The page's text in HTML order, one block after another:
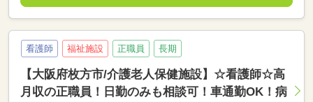
看護師 福祉施設 正職員 長期
【大阪府枚方市/介護老人保健施設】☆看護師☆高
月収の正職員！日勤のみも相談可！車通勤OK！病